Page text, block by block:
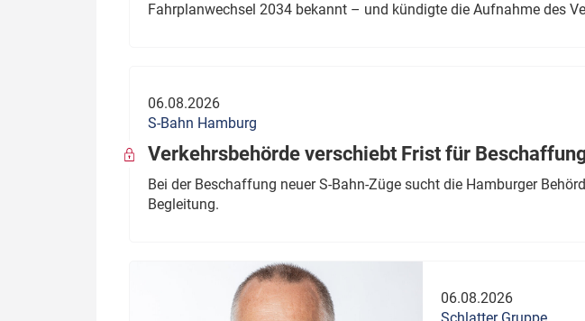
Fahrplanwechsel 2034 bekannt – und kündigte die Aufnahme des
06.08.2026
S-Bahn Hamburg
Verkehrsbehörde verschiebt Frist für
Bei der Beschaffung neuer S-Bahn-Züge sucht die Hamburger
Begleitung.
06.08.2026